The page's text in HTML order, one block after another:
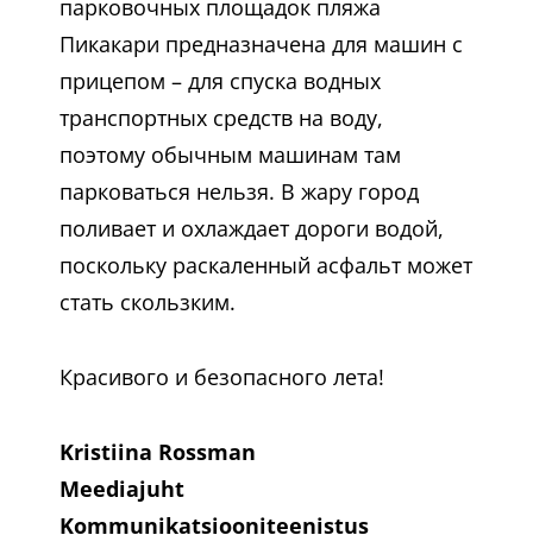
парковочных площадок пляжа
Пикакари предназначена для машин с
прицепом – для спуска водных
транспортных средств на воду,
поэтому обычным машинам там
парковаться нельзя. В жару город
поливает и охлаждает дороги водой,
поскольку раскаленный асфальт может
стать скользким.
Красивого и безопасного лета!
Kristiina Rossman
Meediajuht
Kommunikatsiooniteenistus